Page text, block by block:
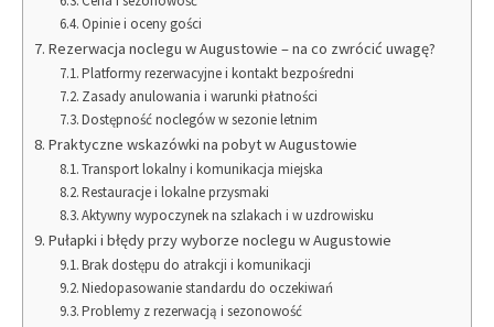
Opinie i oceny gości
Rezerwacja noclegu w Augustowie – na co zwrócić uwagę?
Platformy rezerwacyjne i kontakt bezpośredni
Zasady anulowania i warunki płatności
Dostępność noclegów w sezonie letnim
Praktyczne wskazówki na pobyt w Augustowie
Transport lokalny i komunikacja miejska
Restauracje i lokalne przysmaki
Aktywny wypoczynek na szlakach i w uzdrowisku
Pułapki i błędy przy wyborze noclegu w Augustowie
Brak dostępu do atrakcji i komunikacji
Niedopasowanie standardu do oczekiwań
Problemy z rezerwacją i sezonowość